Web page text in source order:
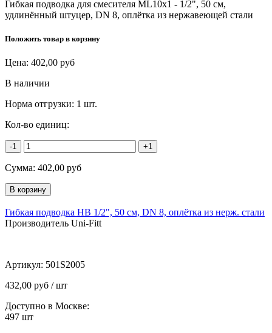
Гибкая подводка для смесителя МL10х1 - 1/2", 50 см,
удлинённый штуцер, DN 8, оплётка из нержавеющей стали
Положить товар в корзину
Цена: 402,00 руб
В наличии
Норма отгрузки: 1 шт.
Кол-во единиц:
-1 +1
Сумма: 402,00 руб
Гибкая подводка НВ 1/2", 50 см, DN 8, оплётка из нерж. стали
Производитель Uni-Fitt
Артикул: 501S2005
432,00 руб / шт
Доступно в Москве:
497 шт